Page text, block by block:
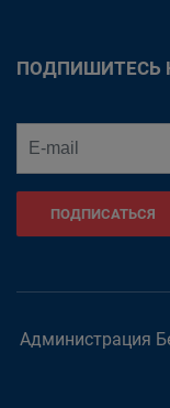
ПОДПИШИТЕСЬ
ПОДПИСАТЬСЯ
Администрация